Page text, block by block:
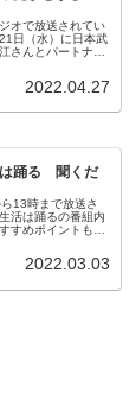
オで放送されてい
日（水）に日本武
さんとパートナー
2022.04.27
踊る 聞くだ
13時まで放送さ
活は踊るの番組内
すめポイントも書
2022.03.03